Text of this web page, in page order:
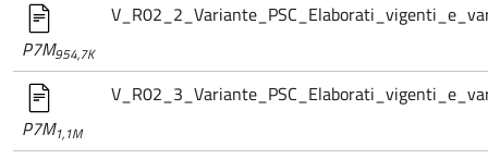
P7M954,7K
P7M1,1M